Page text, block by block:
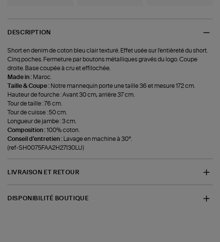
DESCRIPTION
Short en denim de coton bleu clair texturé. Effet usée sur l'entièreté du short.
Cinq poches. Fermeture par boutons métalliques gravés du logo. Coupe
droite. Base coupée à cru et effilochée.
Made in : Maroc.
Taille & Coupe : Notre mannequin porte une taille 36 et mesure 172 cm.
Hauteur de fourche : Avant 30 cm, arrière 37 cm.
Tour de taille : 76 cm.
Tour de cuisse : 50 cm.
Longueur de jambe : 3 cm.
Composition :100% coton.
Conseil d'entretien :
Lavage en machine à 30°.
(ref-SH0075FAA2H27I30LU)
LIVRAISON ET RETOUR
DISPONIBILITÉ BOUTIQUE